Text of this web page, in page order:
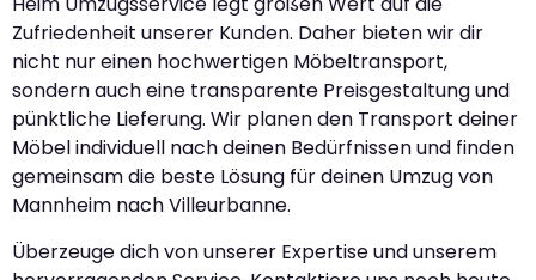
Zufriedenheit unserer Kunden. Daher bieten wir dir
nicht nur einen hochwertigen Möbeltransport,
sondern auch eine transparente Preisgestaltung und
pünktliche Lieferung. Wir planen den Transport deiner
Möbel individuell nach deinen Bedürfnissen und finden
gemeinsam die beste Lösung für deinen Umzug von
Mannheim nach Villeurbanne.
Überzeuge dich von unserer Expertise und unserem